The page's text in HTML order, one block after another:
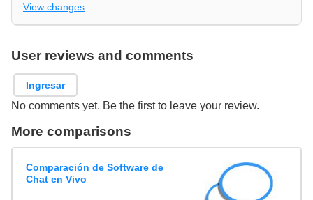
View changes
User reviews and comments
Ingresar
No comments yet. Be the first to leave your review.
More comparisons
Comparación de Software de
Chat en Vivo